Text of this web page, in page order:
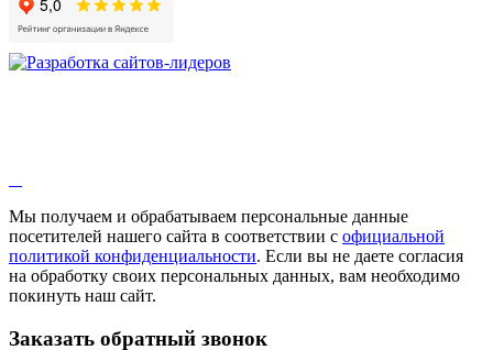
Девясил
Душица
Змееголовник
Мыльнянка
Мята
Овсяный корень
Огуречная трава
Пустырник
Репешок
Мы получаем и обрабатываем персональные данные
посетителей нашего сайта в соответствии с официальной
политикой конфиденциальности. Если вы не даете согласия
на обработку своих персональных данных, вам необходимо
покинуть наш сайт.
Заказать обратный звонок